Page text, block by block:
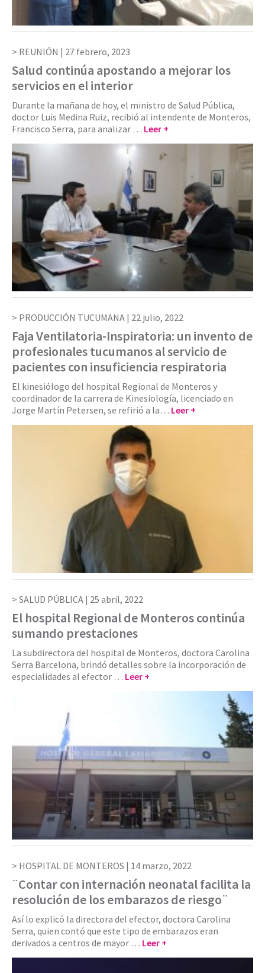
REUNIÓN | 27 febrero, 2023
Salud continúa apostando a mejorar los
servicios en el interior
Durante la mañana de hoy, el ministro de Salud Pública,
doctor Luis Medina Ruiz, recibió al intendente de Monteros,
Francisco Serra, para analizar … Leer +
PRODUCCIÓN TUCUMANA | 22 julio, 2022
Faja Ventilatoria-Inspiratoria: un invento de
profesionales tucumanos al servicio de
pacientes con insuficiencia respiratoria
El kinesiólogo del hospital Regional de Monteros y
coordinador de la carrera de Kinesiología, licenciado en
Jorge Martín Petersen, se refirió a la… Leer +
SALUD PÚBLICA | 25 abril, 2022
El hospital Regional de Monteros continúa
sumando prestaciones
La subdirectora del hospital de Monteros, doctora Carolina
Serra Barcelona, brindó detalles sobre la incorporación de
especialidades al efector … Leer +
HOSPITAL DE MONTEROS | 14 marzo, 2022
¨Contar con internación neonatal facilita la
resolución de los embarazos de riesgo¨
Así lo explicó la directora del efector, doctora Carolina
Serra, quien contó que este tipo de embarazos eran
derivados a centros de mayor … Leer +